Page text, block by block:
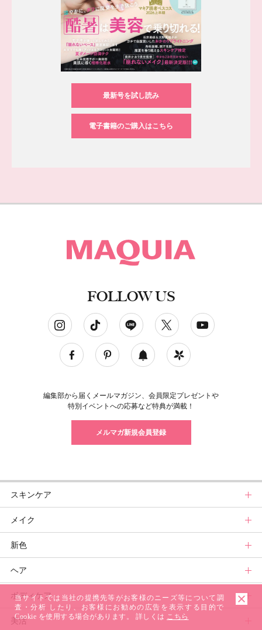
最新号を試し読み
電子書籍のご購入はこちら
FOLLOW US
編集部から届くメールマガジン、会員限定プレゼントや
特別イベントへの応募など特典が満載！
メルマガ新規会員登録
スキンケア
スキンケアトップ
ニュース
スキンケアまとめ
スキンケア診断
メイク
メイクトップ
ニュース
メイクまとめ
ベースメイクカタログ
新色
新色トップ
クリスマスコフレ
秋新色
ヘア
ヘアトップ
ニュース
ボディケア
ボディケアトップ
美活
当サイトでは当社の提携先等がお客様のニーズ等について調
査・分析 したり、お客様にお勧めの広告を表示する目的で
Cookie を使用する場合があります。 詳しくは こちら